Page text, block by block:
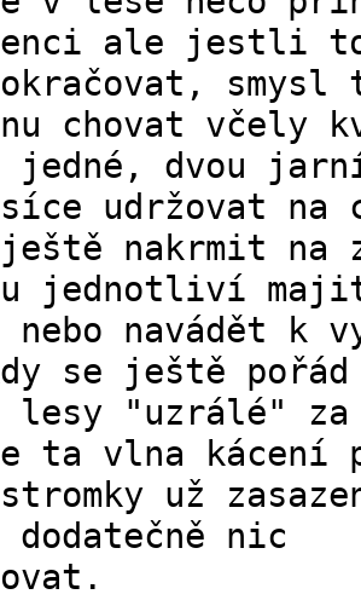
ale jestli
smysl
chovat včely
jedné, dvou
udržovat na
ještě nakrmit na
jednotliví
navádět k
se ještě pořád
lesy "uzrálé"
ta vlna kácení
stromky už
dodatečně nic